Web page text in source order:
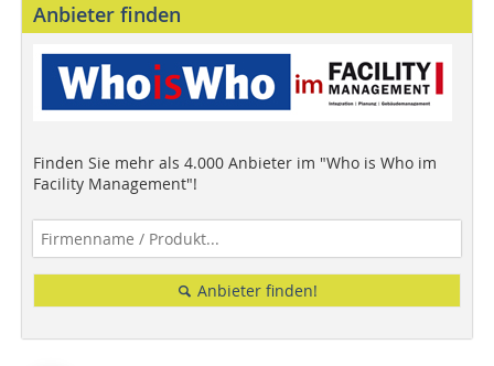
Anbieter finden
Finden Sie mehr als 4.000 Anbieter im "Who is Who im
Facility Management"!
Anbieter finden!